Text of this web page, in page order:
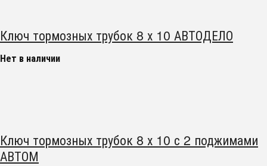
Ключ тормозных трубок 8 х 10 АВТОДЕЛО
Нет в наличии
Ключ тормозных трубок 8 х 10 с 2 поджимами
АВТОМ